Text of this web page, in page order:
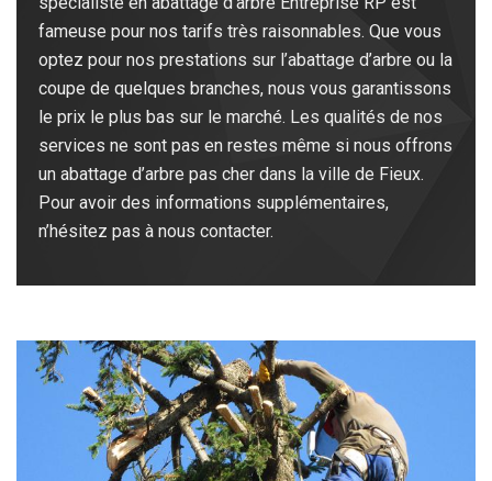
fameuse pour nos tarifs très raisonnables. Que vous
optez pour nos prestations sur l’abattage d’arbre ou la
coupe de quelques branches, nous vous garantissons
le prix le plus bas sur le marché. Les qualités de nos
services ne sont pas en restes même si nous offrons
un abattage d’arbre pas cher dans la ville de Fieux.
Pour avoir des informations supplémentaires,
n’hésitez pas à nous contacter.